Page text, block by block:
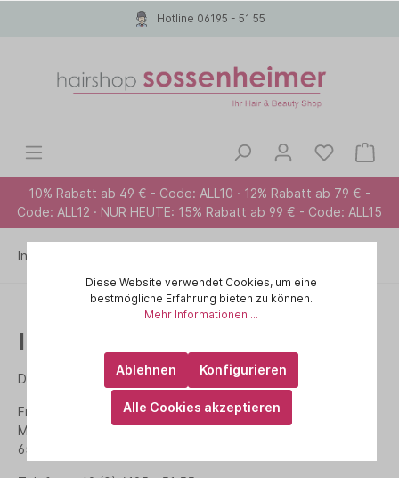
Hotline 06195 - 51 55
10% Rabatt ab 49 € - Code: ALL10 · 12% Rabatt ab 79 € -
Code: ALL12 · NUR HEUTE: 15% Rabatt ab 99 € - Code: ALL15
Informationen
Impressum
Dirk Sossenheimer
Friseur + Hairshop Sossenheimer
Mittelweg 1
65779 Kelkheim
Diese Website verwendet Cookies, um eine
bestmögliche Erfahrung bieten zu können.
Mehr Informationen ...
Ablehnen Konfigurieren
Alle Cookies akzeptieren